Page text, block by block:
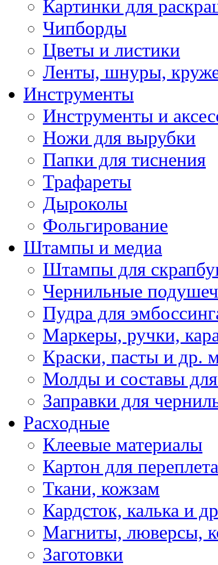
Картинки для
Чипборды
Цветы и листики
Ленты, шнуры,
Инструменты
Инструменты и
Ножи для вырубки
Папки для тиснения
Трафареты
Дыроколы
Фольгирование
Штампы и медиа
Штампы для
Чернильные
Пудра для
Маркеры, ручки,
Краски, пасты и др.
Молды и составы
Заправки для
Расходные
Клеевые материалы
Картон для переплета
Ткани, кожзам
Кардсток, калька и
Магниты, люверсы,
Заготовки